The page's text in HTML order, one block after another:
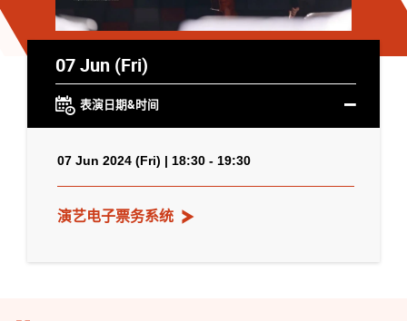
07 Jun (Fri)
表演日期&时间
07 Jun 2024 (Fri) | 18:30 - 19:30
演艺电子票务系统